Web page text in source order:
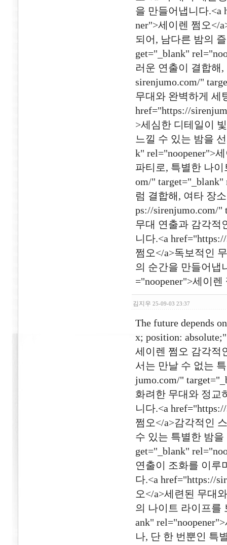
을 만들어냅니다.<a
ner">세이렌 쩜오</
되어, 남다른 밤의
get="_blank"
러운 연출이 결합해
sirenjumo.com/"
무대와 완벽하게 세
href="https://
>세심한 디테일이
느낄 수 있는 밤을
k" rel="noopener">
파티로, 특별한 나이
om/"
럼 결합해, 여타 장
ps://sirenjumo.com/"
무대 연출과 감각적
니다.<a
쩜오</a>독보적인
의 순간을 만들어냅
="noopener">세이
김지우 25-09-03 23:37
The future depends
x; position:
세이렌 쩜오 감각적
서는 만날 수 없는
jumo.com/"
화려한 무대와 정교
니다.<a
쩜오</a>감각적인
수 있는 특별한 밤을
get="_blank"
연출이 조화를 이루
다.<a href="https://
오</a>세련된 무대
의 나이트 라이프를
ank"
나, 단 한 번뿐인 특